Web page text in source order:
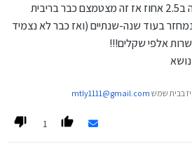
הממוצע שבשנה המדד עולה ב2.5 אחוז אז זה מצטמצם כבר בריבית
בעוד שנה-שנתיים (ואז כבר לא נצמיד
אלפי שקלים!!!
בבית שמש mtly1111@gmail.com
1